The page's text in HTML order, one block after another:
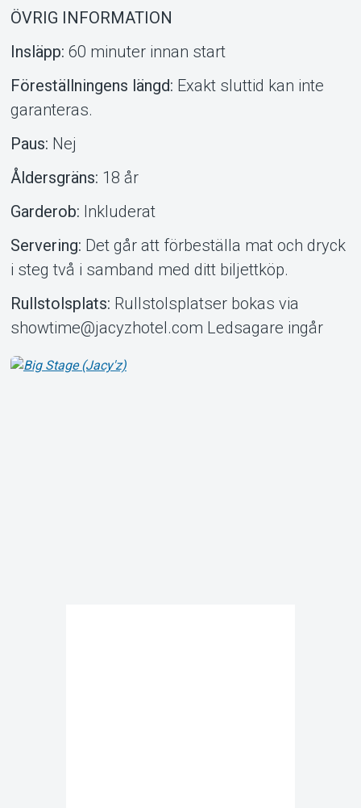
ÖVRIG INFORMATION
Insläpp: 60 minuter innan start
Föreställningens längd: Exakt sluttid kan inte
garanteras.
Paus: Nej
Åldersgräns: 18 år
Garderob: Inkluderat
Servering: Det går att förbeställa mat och dryck
i steg två i samband med ditt biljettköp.
Rullstolsplats: Rullstolsplatser bokas via
showtime@jacyzhotel.com Ledsagare ingår